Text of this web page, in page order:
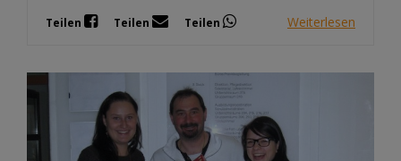
Teilen Teilen Teilen Weiterlesen